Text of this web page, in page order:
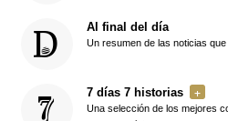
Al final del día
Un resumen de las noticias
7 días 7 historias
Una selección de los mejores